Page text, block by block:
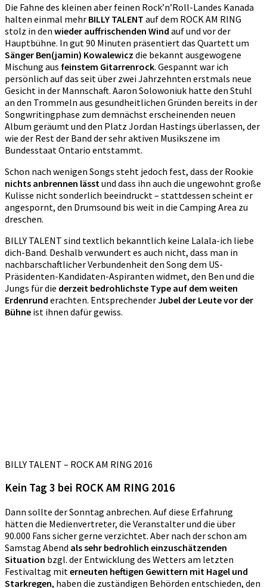
Die Fahne des kleinen aber feinen Rock’n’Roll-Landes Kanada
halten einmal mehr BILLY TALENT auf dem ROCK AM RING
stolz in den wieder auffrischenden Wind auf und vor der
Hauptbühne. In gut 90 Minuten präsentiert das Quartett um
Sänger Ben(jamin) Kowalewicz die bekannt ausgewogene
Mischung aus feinstem Gitarrenrock. Gespannt war ich
persönlich auf das seit über zwei Jahrzehnten erstmals neue
Gesicht in der Mannschaft. Aaron Solowoniuk hatte den Stuhl
an den Trommeln aus gesundheitlichen Gründen bereits in der
Songwritingphase zum demnächst erscheinenden neuen
Album geräumt und den Platz Jordan Hastings überlassen, der
wie der Rest der Band der sehr aktiven Musikszene im
Bundesstaat Ontario entstammt.
Schon nach wenigen Songs steht jedoch fest, dass der Rookie
nichts anbrennen lässt und dass ihn auch die ungewohnt große
Kulisse nicht sonderlich beeindruckt – stattdessen scheint er
angespornt, den Drumsound bis weit in die Camping Area zu
dreschen.
BILLY TALENT sind textlich bekanntlich keine Lalala-ich liebe
dich-Band. Deshalb verwundert es auch nicht, dass man in
nachbarschaftlicher Verbundenheit den Song dem US-
Präsidenten-Kandidaten-Aspiranten widmet, den Ben und die
Jungs für die derzeit bedrohlichste Type auf dem weiten
Erdenrund erachten. EntsprechenderJubel der Leute vor der
Bühne ist ihnen dafür gewiss.
BILLY TALENT – ROCK AM RING 2016
Kein Tag 3 bei ROCK AM RING 2016
Dann sollte der Sonntag anbrechen. Auf diese Erfahrung
hätten die Medienvertreter, die Veranstalter und die über
90.000 Fans sicher gerne verzichtet. Aber nach der schon am
Samstag Abend als sehr bedrohlich einzuschätzenden
Situation bzgl. der Entwicklung des Wetters am letzten
Festivaltag miterneuten heftigen Gewittern mit Hagel und
Starkregen, haben die zuständigen Behörden entschieden, den